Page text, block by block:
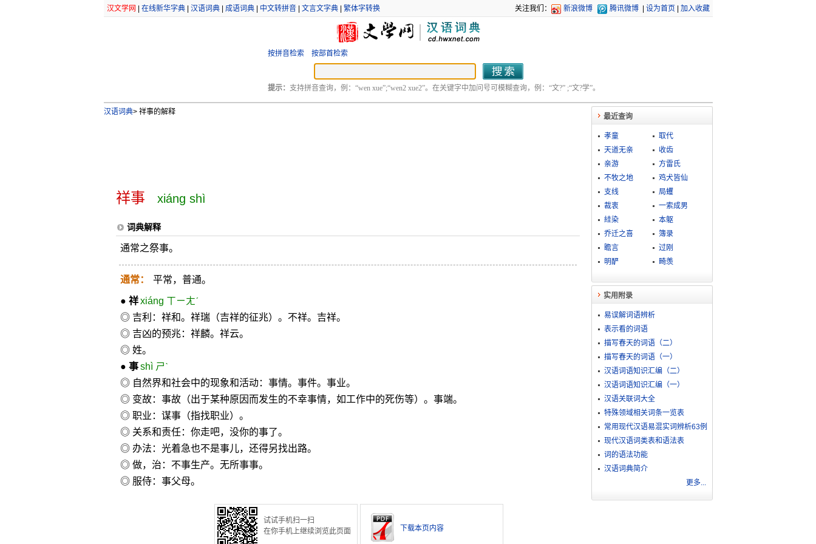
汉文学网 在线新华字典| 汉语词典| 成语词典| 中文转拼音| 文言文字典| 繁体字转换 关注我们： 新浪微博 腾讯微博 设为首页 加入收藏
按拼音检索 按部首检索
提示： 支持拼音查询，例：“wen xue”;“wen2 xue2”。在关键字中加问号可模糊查询，例：“文?” ;“文?学”。
汉语词典>祥事的解释
祥事 xiáng shì
词典解释
通常之祭事。
通常： 平常，普通。
● 祥 xiáng ㄒㄧㄤˊ
◎ 吉利：祥和。祥瑞（吉祥的征兆）。不祥。吉祥。
◎ 吉凶的预兆：祥麟。祥云。
◎ 姓。
● 事 shì ㄕˋ
◎ 自然界和社会中的现象和活动：事情。事件。事业。
◎ 变故：事故（出于某种原因而发生的不幸事情，如工作中的死伤等）。事端。
◎ 职业：谋事（指找职业）。
◎ 关系和责任：你走吧，没你的事了。
◎ 办法：光着急也不是事儿，还得另找出路。
◎ 做，治：不事生产。无所事事。
◎ 服侍：事父母。
试试手机扫一扫
在你手机上继续浏览此页面
下载本页内容
最近查询
孝童
取代
天道无亲
收齿
亲游
方雷氏
不牧之地
鸡犬皆仙
支线
局蠼
裁衷
一索成男
絓染
本躯
乔迁之喜
簿录
瞻言
过刚
明酽
畸羡
实用附录
易误解词语辨析
表示看的词语
描写春天的词语（二）
描写春天的词语（一）
汉语词语知识汇编（二）
汉语词语知识汇编（一）
汉语关联词大全
特殊领域相关词条一览表
常用现代汉语易混实词辨析63例
现代汉语词类表和语法表
词的语法功能
汉语词典简介
更多...